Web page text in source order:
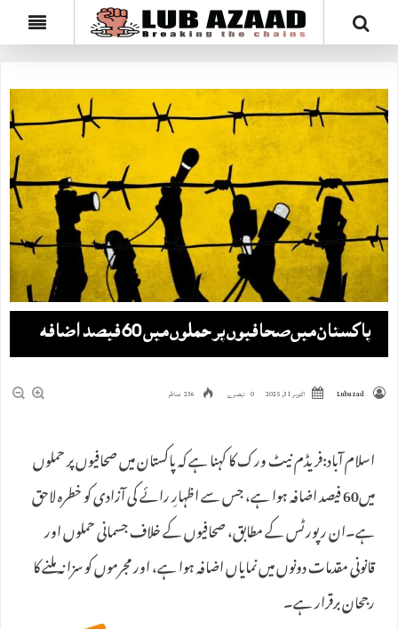
پاکستان میں صحافیوں پر حملوں میں 60 فیصد اضافہ
Lubazad اکتوبر 31, 2025 0 تبصرے 236 مناظر
اسلام آباد:فریڈم نیٹ ورک کا کہنا ہے کہ پاکستان میں صحافیوں پر حملوں
میں60 فیصد اضافہ ہوا ہے، جس سے اظہارِ رائے کی آزادی کو خطرہ لاحق
ہے۔ان رپورٹس کے مطابق، صحافیوں کے خلاف جسمانی حملوں اور
قانونی مقدمات دونوں میں نمایاں اضافہ ہوا ہے، اور مجرموں کو سزا نہ ملنے کا
رجحان برقرار ہے۔